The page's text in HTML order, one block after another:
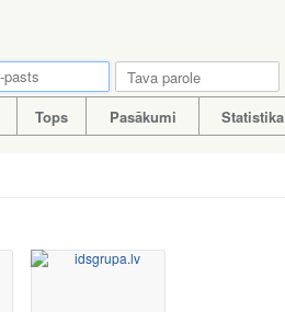
Tops Pasākumi Statistika